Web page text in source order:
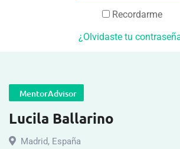
Recordarme
¿Olvidaste tu
MentorAdvisor
Lucila Ballarino
Madrid, España